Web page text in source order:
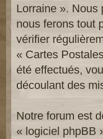
Lorraine ». Nous
nous ferons tout
vérifier
« Cartes
été effectués,
découlant des
Notre forum est
« logiciel phpBB